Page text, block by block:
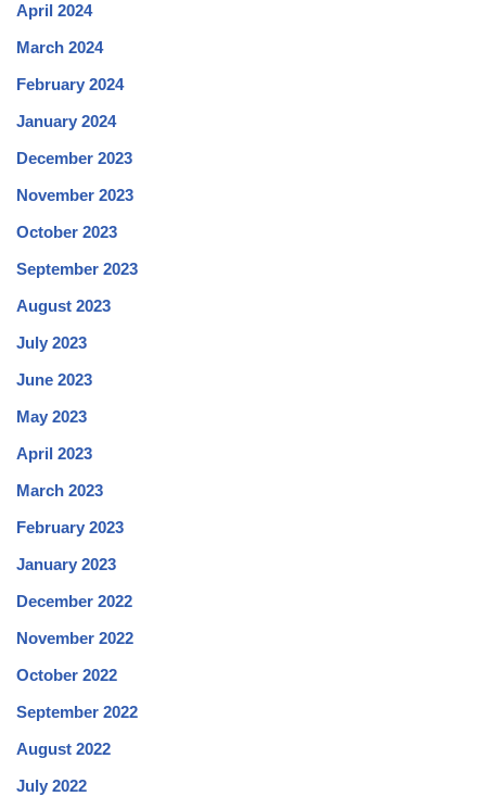
April 2024
March 2024
February 2024
January 2024
December 2023
November 2023
October 2023
September 2023
August 2023
July 2023
June 2023
May 2023
April 2023
March 2023
February 2023
January 2023
December 2022
November 2022
October 2022
September 2022
August 2022
July 2022